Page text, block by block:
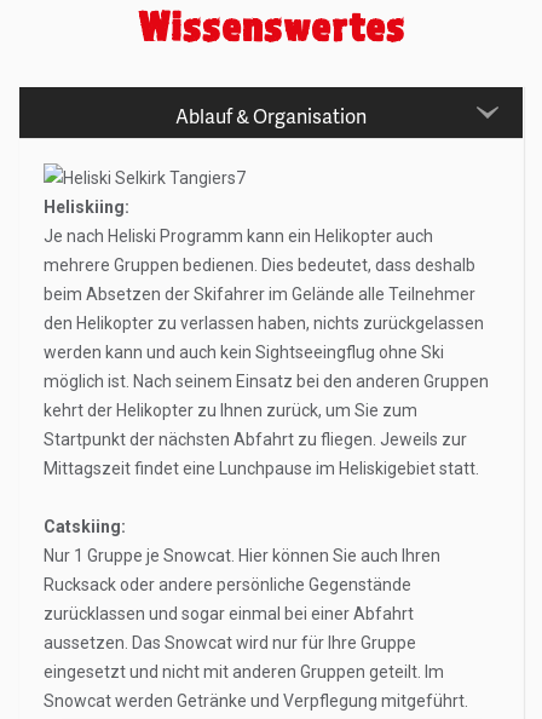
Wissenswertes
Ablauf & Organisation
Heliskiing:
Je nach Heliski Programm kann ein Helikopter auch
mehrere Gruppen bedienen. Dies bedeutet, dass deshalb
beim Absetzen der Skifahrer im Gelände alle Teilnehmer
den Helikopter zu verlassen haben, nichts zurückgelassen
werden kann und auch kein Sightseeingflug ohne Ski
möglich ist. Nach seinem Einsatz bei den anderen Gruppen
kehrt der Helikopter zu Ihnen zurück, um Sie zum
Startpunkt der nächsten Abfahrt zu fliegen. Jeweils zur
Mittagszeit findet eine Lunchpause im Heliskigebiet statt.
Catskiing:
Nur 1 Gruppe je Snowcat. Hier können Sie auch Ihren
Rucksack oder andere persönliche Gegenstände
zurücklassen und sogar einmal bei einer Abfahrt
aussetzen. Das Snowcat wird nur für Ihre Gruppe
eingesetzt und nicht mit anderen Gruppen geteilt. Im
Snowcat werden Getränke und Verpflegung mitgeführt.